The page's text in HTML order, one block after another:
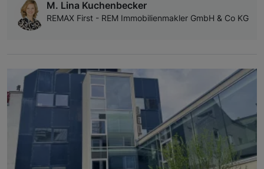
M. Lina Kuchenbecker
REMAX First - REM Immobilienmakler GmbH & Co KG